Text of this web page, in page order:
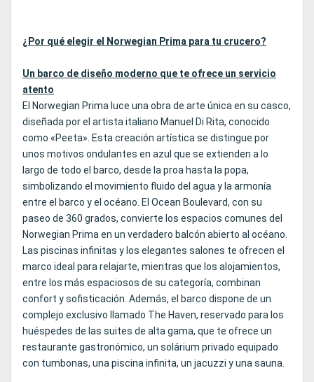
¿Por qué elegir el Norwegian Prima para tu crucero?
Un barco de diseño moderno que te ofrece un servicio
atento
El Norwegian Prima luce una obra de arte única en su casco,
diseñada por el artista italiano Manuel Di Rita, conocido
como «Peeta». Esta creación artística se distingue por
unos motivos ondulantes en azul que se extienden a lo
largo de todo el barco, desde la proa hasta la popa,
simbolizando el movimiento fluido del agua y la armonía
entre el barco y el océano. El Ocean Boulevard, con su
paseo de 360 grados, convierte los espacios comunes del
Norwegian Prima en un verdadero balcón abierto al océano.
Las piscinas infinitas y los elegantes salones te ofrecen el
marco ideal para relajarte, mientras que los alojamientos,
entre los más espaciosos de su categoría, combinan
confort y sofisticación. Además, el barco dispone de un
complejo exclusivo llamado The Haven, reservado para los
huéspedes de las suites de alta gama, que te ofrece un
restaurante gastronómico, un solárium privado equipado
con tumbonas, una piscina infinita, un jacuzzi y una sauna.